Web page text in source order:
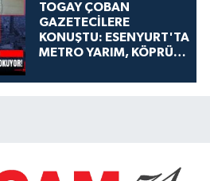
TOGAY ÇOBAN
GAZETECİLERE
KONUŞTU: ESENYURT'TA
METRO YARIM, KÖPRÜ
KOKUYOR!